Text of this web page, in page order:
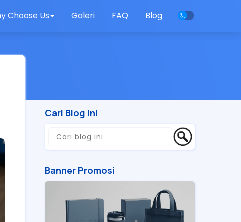
Choose Us Galeri FAQ Blog
Cari Blog Ini
Banner Promosi